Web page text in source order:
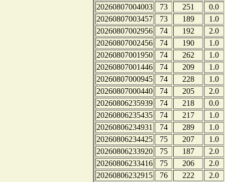
20260807004003
73 251
0.0
20260807003457
73 189
1.0
20260807002956
74 192
2.0
20260807002456
74 190
1.0
20260807001950
74 262
1.0
20260807001446
74 209
1.0
20260807000945
74 228
1.0
20260807000440
74 205
2.0
20260806235939
74 218
0.0
20260806235435
74 217
1.0
20260806234931
74 289
1.0
20260806234425
75 207
1.0
20260806233920
75 187
2.0
20260806233416
75 206
2.0
20260806232915
76 222
2.0